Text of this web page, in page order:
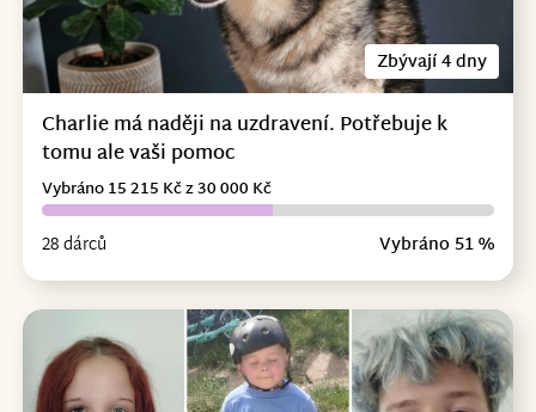
Zbývají 4 dny
Charlie má naději na uzdravení. Potřebuje k
tomu ale vaši pomoc
28 dárců Vybráno 51 %
Vybráno 15 215 Kč z 30 000 Kč